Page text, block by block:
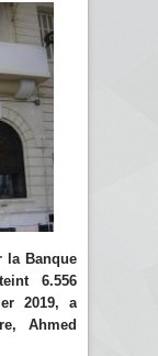
la Banque
6.556
2019, a
Ahmed